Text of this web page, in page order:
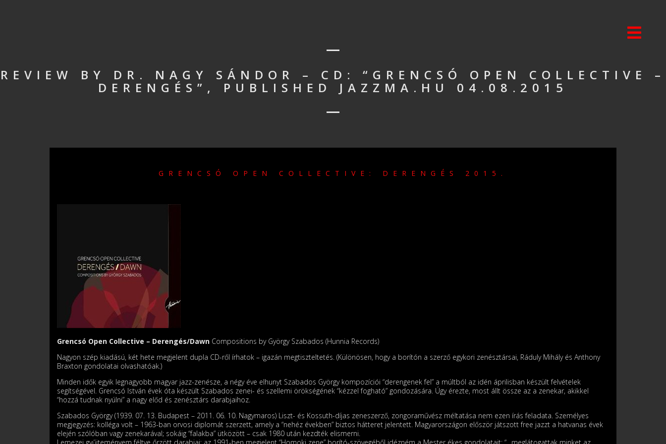
REVIEW BY DR. NAGY SÁNDOR – CD: “GRENCSÓ OPEN COLLECTIVE –
DERENGÉS”, PUBLISHED JAZZMA.HU 04.08.2015
GRENCSÓ OPEN COLLECTIVE: DERENGÉS 2015.
Grencsó Open Collective – Derengés/Dawn Compositions by György Szabados (Hunnia Records)
Nagyon szép kiadású, két hete megjelent dupla CD-ről írhatok – igazán megtiszteltetés. (Különösen, hogy a borítón a szerző egykori zenésztársai, Ráduly Mihály és Anthony
Braxton gondolatai olvashatóak.)
Minden idők egyik legnagyobb magyar jazz-zenésze, a négy éve elhunyt Szabados György kompozíciói “derengenek fel” a múltból az idén áprilisban készült felvételek
segítségével. Grencsó István évek óta készült Szabados zenei- és szellemi örökségének “kézzel fogható” gondozására. Úgy érezte, most állt össze az a zenekar, akikkel
“hozzá tudnak nyúlni” a nagy előd és zenésztárs darabjaihoz.
Szabados György (1939. 07. 13. Budapest – 2011. 06. 10. Nagymaros) Liszt- és Kossuth-díjas zeneszerző, zongoraművész méltatása nem ezen írás feladata. Személyes
megjegyzés: kolléga volt – 1963-ban orvosi diplomát szerzett, amely a “nehéz években” biztos hátteret jelentett. Magyarországon először játszott free jazzt a hatvanas évek
elején szólóban vagy zenekarával; sokáig “falakba” ütközött – csak 1980 után kezdték elismerni.